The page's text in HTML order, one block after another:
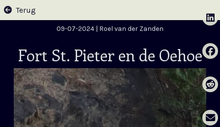
Terug
09-07-2024 | Roel van der Zanden
Fort St. Pieter en de Oehoe